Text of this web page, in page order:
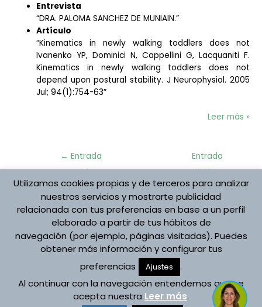
Entrevista
“DRA. PALOMA SANCHEZ DE MUNIAIN.”
Artículo
“Kinematics in newly walking toddlers does not
Ivanenko YP, Dominici N, Cappellini G, Lacquaniti F.
Kinematics in newly walking toddlers does not
depend upon postural stability. J Neurophysiol. 2005
Jul; 94(1):754-63”
Leer más »
Navegación
← Entrada
anterior
Entrada
siguiente
→
Protección de datos
Aviso Legal
Política de cookies
Registro de Actividades
Copyright © 2026 Asociación Española Vojta
Desarrollado por Asociación Española Vojta
Utilizamos cookies propias y de terceros para analizar
nuestros servicios y mostrarte publicidad
relacionada con tus preferencias en base a un perfil
elaborado a partir de tus hábitos de
navegación (por ejemplo, páginas visitadas). Puedes
obtener más información y configurar tus
preferencias
Ajustes
.
Al continuar con la navegación entendemos que se
acepta nuestra Leer más.